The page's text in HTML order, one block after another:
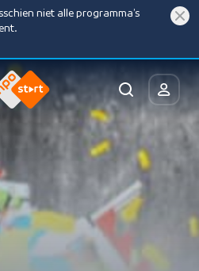
niet alle programma’s